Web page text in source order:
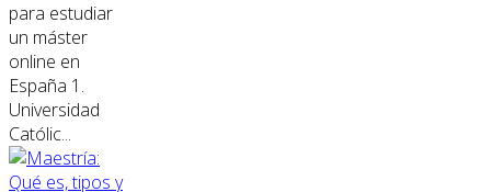
para estudiar
un máster
online en
España 1.
Universidad
Católic...